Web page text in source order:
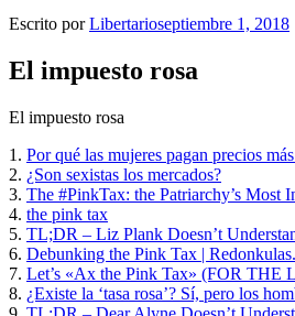
Escrito porLibertarioseptiembre 1, 2018
El impuesto rosa
El impuesto rosa
1. Por qué las mujeres pagan precios
2. ¿Son sexistas los mercados?
3. The #PinkTax: the Patriarchy’s Most
4. the pink tax
5. TL;DR – Liz Plank Doesn’t
6. Debunking the Pink Tax |
7. Let’s «Ax the Pink Tax» (FOR THE
8. ¿Existe la ‘tasa rosa’? Sí, pero los